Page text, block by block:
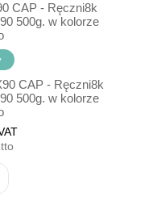
CAP - Ręczni8k
500g. w kolorze